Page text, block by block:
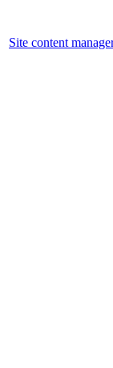
Site content